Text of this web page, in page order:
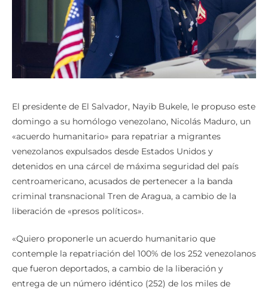
El presidente de El Salvador, Nayib Bukele, le propuso este
domingo a su homólogo venezolano, Nicolás Maduro, un
«acuerdo humanitario» para repatriar a migrantes
venezolanos expulsados desde Estados Unidos y
detenidos en una cárcel de máxima seguridad del país
centroamericano, acusados de pertenecer a la banda
criminal transnacional Tren de Aragua, a cambio de la
liberación de «presos políticos».
«Quiero proponerle un acuerdo humanitario que
contemple la repatriación del 100% de los 252 venezolanos
que fueron deportados, a cambio de la liberación y
entrega de un número idéntico (252) de los miles de